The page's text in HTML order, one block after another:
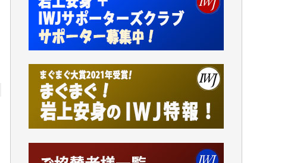
です。市民側に立つ講演会にIWJのカメラマ
ンをよく拝見しております。コンテンツが失
われるのはあまりにもったいない。少しでも
お役立てください。（H.O.様）
今日、僅かですがカンパしました。（T.M.
様）
今日、僅かですがカンパしました。IWJの危
機を乗り切るには到底及ばない額ですが病気
の妻を抱えている私にとっては精一杯のカン
パです。